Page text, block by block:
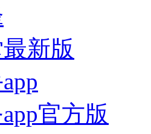
新版
官方版